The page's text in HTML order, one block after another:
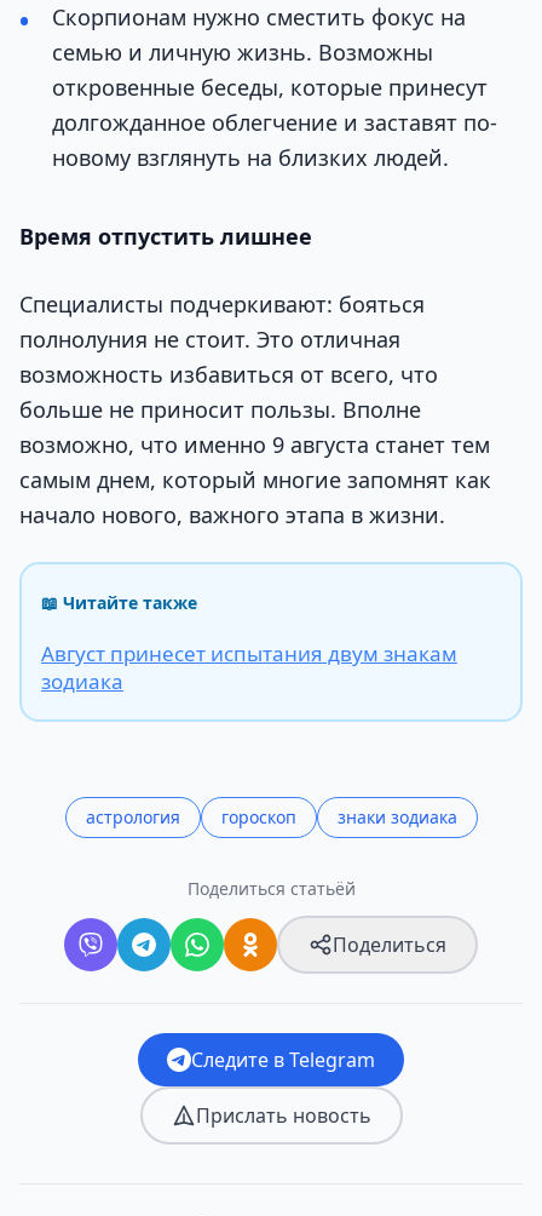
Скорпионам нужно сместить фокус на
семью и личную жизнь. Возможны
откровенные беседы, которые принесут
долгожданное облегчение и заставят по-
новому взглянуть на близких людей.
Время отпустить лишнее
Специалисты подчеркивают: бояться
полнолуния не стоит. Это отличная
возможность избавиться от всего, что
больше не приносит пользы. Вполне
возможно, что именно 9 августа станет тем
самым днем, который многие запомнят как
начало нового, важного этапа в жизни.
📖 Читайте также
Август принесет испытания двум знакам
зодиака
астрология гороскоп знаки зодиака
Поделиться статьёй
Поделиться
Следите в Telegram
Прислать новость